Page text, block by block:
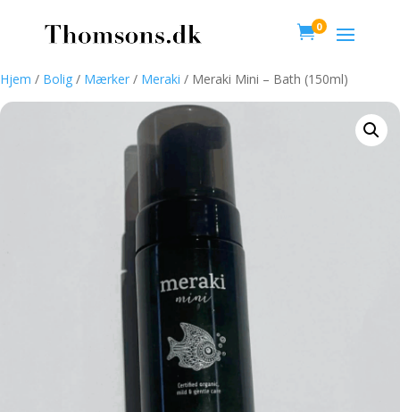
0
Hjem / Bolig / Mærker / Meraki / Meraki Mini – Bath (150ml)